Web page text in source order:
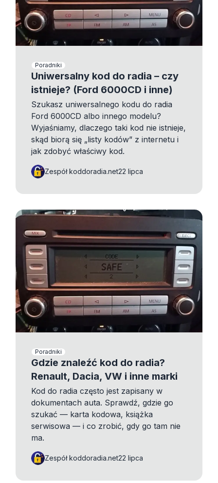
Poradniki
Uniwersalny kod do radia – czy
istnieje? (Ford 6000CD i inne)
Szukasz uniwersalnego kodu do radia
Ford 6000CD albo innego modelu?
Wyjaśniamy, dlaczego taki kod nie istnieje,
skąd biorą się „listy kodów” z internetu i
jak zdobyć właściwy kod.
Zespół koddoradia.net22 lipca
Poradniki
Gdzie znaleźć kod do radia?
Renault, Dacia, VW i inne marki
Kod do radia często jest zapisany w
dokumentach auta. Sprawdź, gdzie go
szukać — karta kodowa, książka
serwisowa — i co zrobić, gdy go tam nie
ma.
Zespół koddoradia.net22 lipca